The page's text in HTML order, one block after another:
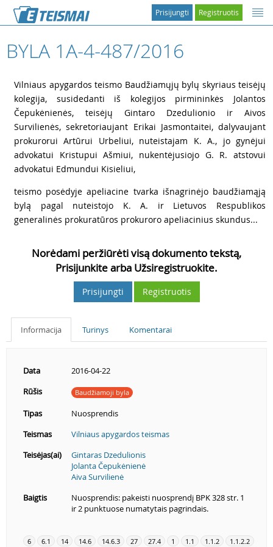
Registruotis
Prisijungti
BYLA 1A-4-487/2016
Vilniaus apygardos teismo Baudžiamųjų bylų skyriaus teisėjų
kolegija, susidedanti iš kolegijos pirmininkės Jolantos
Čepukėnienės, teisėjų Gintaro Dzedulionio ir Aivos
Survilienės, sekretoriaujant Erikai Jasmontaitei, dalyvaujant
prokurorui Artūrui Urbeliui, nuteistajam K. A., jo gynėjui
advokatui Kristupui Ašmiui, nukentėjusiojo G. R. atstovui
advokatui Edmundui Kisieliui,
teismo posėdyje apeliacine tvarka išnagrinėjo baudžiamąją
bylą pagal nuteistojo K. A. ir Lietuvos Respublikos
generalinės prokuratūros prokuroro apeliacinius skundus...
Norėdami peržiūrėti visą dokumento tekstą,
Prisijunkite arba Užsiregistruokite.
Prisijungti Registruotis
Informacija Turinys Komentarai
Data
2016-04-22
Rūšis
Baudžiamoji byla
Tipas
Nuosprendis
Teismas
Vilniaus apygardos teismas
Teisėjas(ai)
Gintaras Dzedulionis
Jolanta Čepukėnienė
Aiva Survilienė
Baigtis
Nuosprendis: pakeisti nuosprendį BPK 328 str. 1
ir 2 punktuose numatytais pagrindais.
6 6.1 14 14.6 14.6.3 27 27.4 1 1.1 1.1.2 1.1.2.2